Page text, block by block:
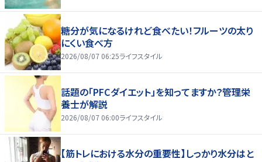
糖分が気になるけれど食べたい！フルーツの太り
にくい食べ方
2026/08/07 06:25ライフスタイル
話題の「PFCダイエット」を知ってますか？管理栄
養士が解説
2026/08/07 06:00ライフスタイル
【筋トレにおける水分の重要性】しっかり水分はと